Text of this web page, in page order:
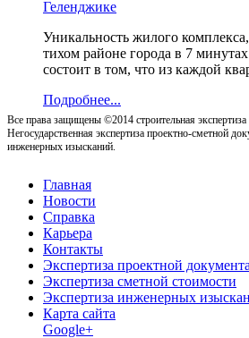
Геленджике
Уникальность жилого
тихом районе города в 7
состоит в том, что из каждой
Подробнее...
Все права защищены ©2014 строительная экспертиза
Негосударственная экспертиза проектно-сметной
инженерных изысканий.
Главная
Новости
Справка
Карьера
Контакты
Экспертиза проектной
Экспертиза сметной стоимости
Экспертиза инженерных
Карта сайта
Google+